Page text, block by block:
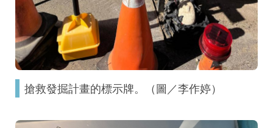
搶救發掘計畫的標示牌。（圖／李作婷）